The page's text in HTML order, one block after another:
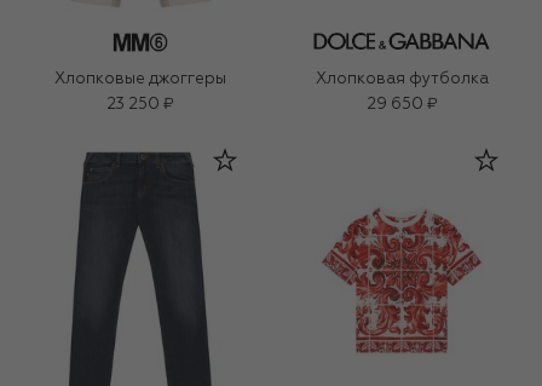
Хлопковые джоггеры
23 250 ₽
Хлопковая футболка
29 650 ₽